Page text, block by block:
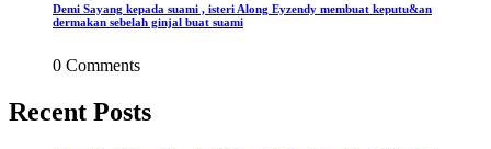
Demi Sayang kepada suami , isteri Along Eyzendy membuat keputu&an
dermakan sebelah ginjal buat suami
0 Comments
Recent Posts